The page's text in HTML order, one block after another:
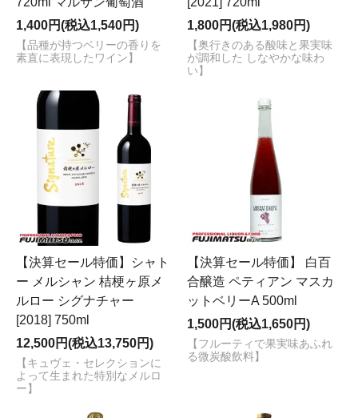
1,400円(税込1,540円)
【品種が持つベリーの香りを
素直に表現したワイン】
1,800円(税込1,980円)
【奥行きのある酸味と果実味
が調和した しなやかな味わ
い】
【決算セール特価】シャト
ー メルシャン 桔梗ヶ原メ
ルロー シグナチャー
[2018] 750ml
12,500円(税込13,750円)
【キュヴェ・セレクションに
よって生まれた特別なメルロ
ー】
【決算セール特価】 白百
合醸造 ペティアン マスカ
ットベリーA 500ml
1,500円(税込1,650円)
【フルーティで果実味あふれ
る微炭酸飲料】